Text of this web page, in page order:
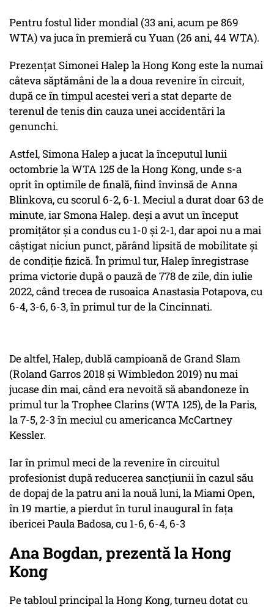
Pentru fostul lider mondial (33 ani, acum pe 869
WTA) va juca în premieră cu Yuan (26 ani, 44 WTA).
Prezențat Simonei Halep la Hong Kong este la numai
câteva săptămâni de la a doua revenire în circuit,
după ce în timpul acestei veri a stat departe de
terenul de tenis din cauza unei accidentări la
genunchi.
Astfel, Simona Halep a jucat la începutul lunii
octombrie la WTA 125 de la Hong Kong, unde s-a
oprit în optimile de finală, fiind învinsă de Anna
Blinkova, cu scorul 6-2, 6-1. Meciul a durat doar 63 de
minute, iar Smona Halep. deși a avut un început
promițător și a condus cu 1-0 și 2-1, dar apoi nu a mai
câștigat niciun punct, părând lipsită de mobilitate și
de condiție fizică. În primul tur, Halep înregistrase
prima victorie după o pauză de 778 de zile, din iulie
2022, când trecea de rusoaica Anastasia Potapova, cu
6-4, 3-6, 6-3, în primul tur de la Cincinnati.
De altfel, Halep, dublă campioană de Grand Slam
(Roland Garros 2018 și Wimbledon 2019) nu mai
jucase din mai, când era nevoită să abandoneze în
primul tur la Trophee Clarins (WTA 125), de la Paris,
la 7-5, 2-3 în meciul cu americanca McCartney
Kessler.
Iar în primul meci de la revenire în circuitul
profesionist după reducerea sancțiunii în cazul său
de dopaj de la patru ani la nouă luni, la Miami Open,
în 19 martie, a pierdut în turul inaugural în fața
ibericei Paula Badosa, cu 1-6, 6-4, 6-3
Ana Bogdan, prezentă la Hong
Kong
Pe tabloul principal la Hong Kong, turneu dotat cu